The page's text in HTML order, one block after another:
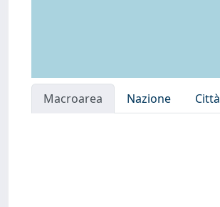
Macroarea Nazione Città